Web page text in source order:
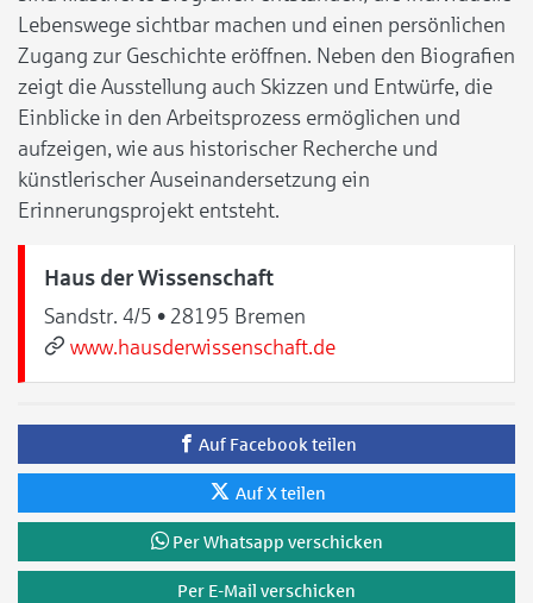
Lebenswege sichtbar machen und einen persönlichen
Zugang zur Geschichte eröffnen. Neben den Biografien
zeigt die Ausstellung auch Skizzen und Entwürfe, die
Einblicke in den Arbeitsprozess ermöglichen und
aufzeigen, wie aus historischer Recherche und
künstlerischer Auseinandersetzung ein
Erinnerungsprojekt entsteht.
Haus der Wissenschaft
Sandstr. 4/5 • 28195 Bremen
www.hausderwissenschaft.de
Auf Facebook teilen
Auf X teilen
Per Whatsapp verschicken
Per E-Mail verschicken